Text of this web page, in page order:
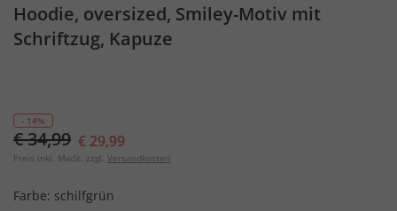
Hoodie, oversized, Smiley-Motiv mit
Schriftzug, Kapuze
- 14%
€ 34,99 € 29,99
Preis inkl. MwSt. zzgl. Versandkosten
Farbe: schilfgrün